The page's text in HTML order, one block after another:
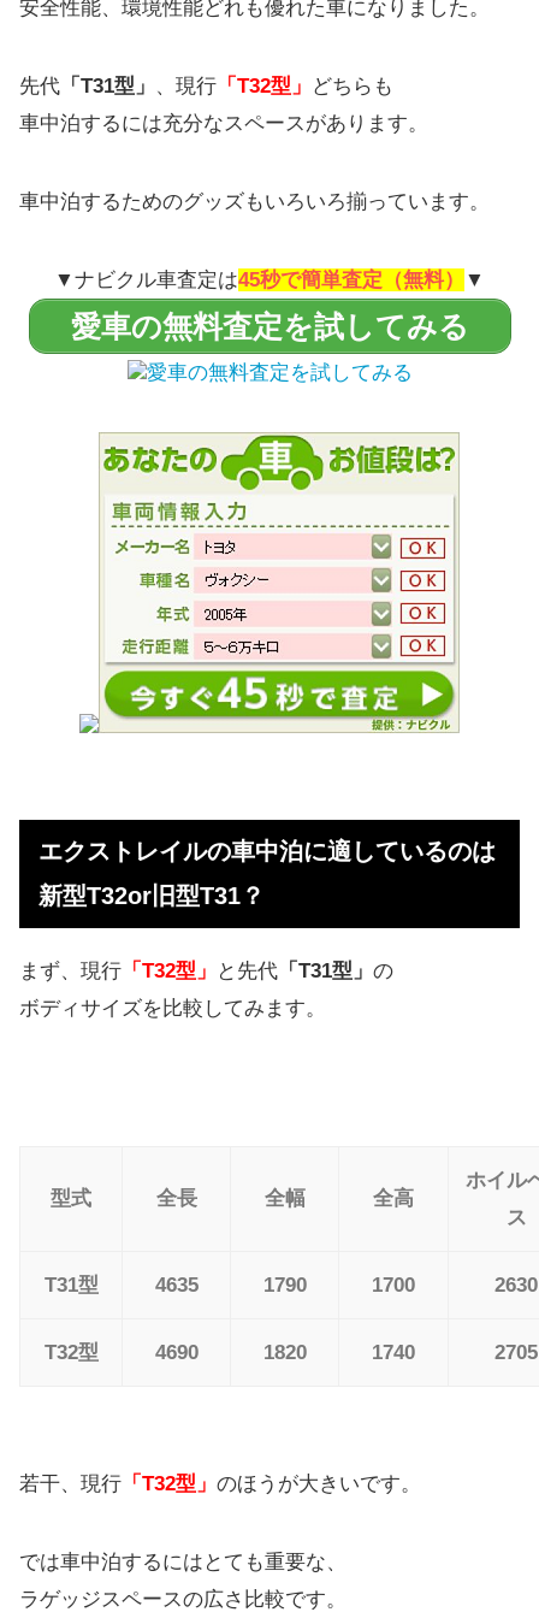
安全性能、環境性能どれも優れた車になりました。
先代 「T31型」 、現行 「T32型」 どちらも
車中泊するには充分なスペースがあります。
車中泊するためのグッズもいろいろ揃っています。
▼ナビクル車査定は45秒で簡単査定（無料） ▼
愛車の無料査定を試してみる
愛車の無料査定を試してみる
エクストレイルの車中泊に適しているのは
新型T32or旧型T31？
まず、現行 「T32型」 と先代 「T31型」 の
ボディサイズを比較してみます。
型式 全長 全幅 全高
ホイル
ス
T31型 4635 1790 1700 2630
T32型 4690 1820 1740 2705
若干、現行 「T32型」 のほうが大きいです。
では車中泊するにはとても重要な、
ラゲッジスペースの広さ比較です。